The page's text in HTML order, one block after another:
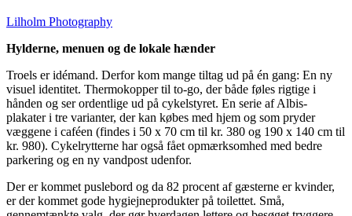
Lilholm Photography
Hylderne, menuen og de lokale hænder
Troels er idémand. Derfor kom mange tiltag ud på én gang: En ny
visuel identitet. Thermokopper til to-go, der både føles rigtige i
hånden og ser ordentlige ud på cykelstyret. En serie af Albis-
plakater i tre varianter, der kan købes med hjem og som pryder
væggene i caféen (findes i 50 x 70 cm til kr. 380 og 190 x 140 cm til
kr. 980). Cykelrytterne har også fået opmærksomhed med bedre
parkering og en ny vandpost udenfor.
Der er kommet puslebord og da 82 procent af gæsterne er kvinder,
er der kommet gode hygiejneprodukter på toilettet. Små,